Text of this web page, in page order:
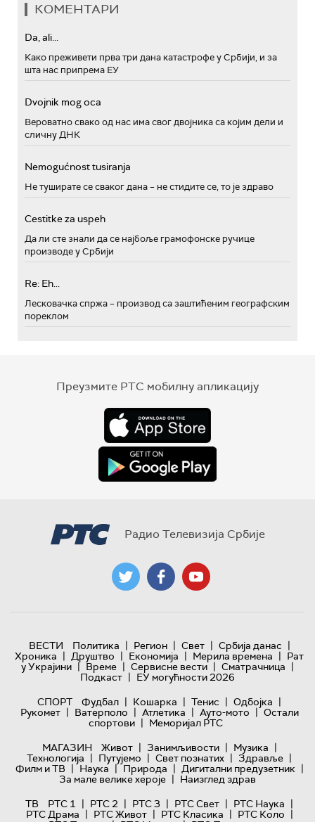
КОМЕНТАРИ
Da, ali...
Како преживети прва три дана катастрофе у Србији, и за
шта нас припрема ЕУ
Dvojnik mog oca
Вероватно свако од нас има свог двојника са којим дели и
сличну ДНК
Nemogućnost tusiranja
Не туширате се сваког дана – не стидите се, то је здраво
Cestitke za uspeh
Да ли сте знали да се најбоље грамофонске ручице
производе у Србији
Re: Eh...
Лесковачка спржа – производ са заштићеним географским
пореклом
Преузмите РТС мобилну апликацију
Радио Телевизија Србије
ВЕСТИ Политика | Регион | Свет | Србија данас |
Хроника | Друштво | Економија | Мерила времена | Рат
у Украјини | Време | Сервисне вести | Сматрачница |
Подкаст | ЕУ могућности 2026
СПОРТ
Фудбал | Кошарка | Тенис | Одбојка |
Рукомет | Ватерполо | Атлетика | Ауто-мото | Остали
спортови | Меморијал РТС
МАГАЗИН
Живот | Занимљивости | Музика |
Технологијa | Путујемо | Свет познатих | Здравље |
Филм и ТВ | Наука | Природа | Дигитални предузетник |
За мале велике хероје | Наизглед здрав
ТВ
РТС 1 | РТС 2 | РТС 3 | РТС Свет | РТС Наука |
РТС Драма | РТС Живот | РТС Класика | РТС Коло |